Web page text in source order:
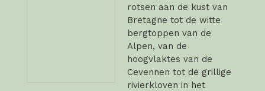
rotsen aan de kust van
Bretagne tot de witte
bergtoppen van de
Alpen, van de
hoogvlaktes van de
Cevennen tot de grillige
rivierkloven in het